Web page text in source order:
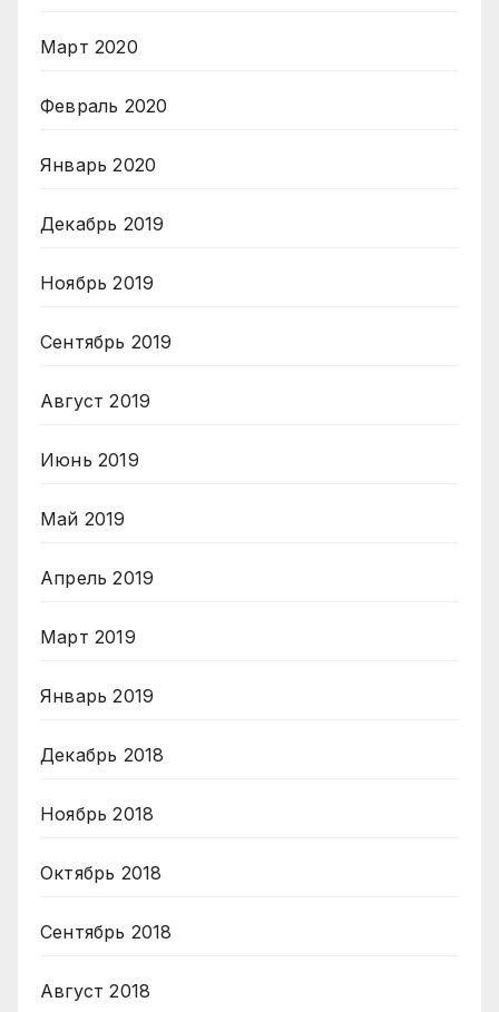
Март 2020
Февраль 2020
Январь 2020
Декабрь 2019
Ноябрь 2019
Сентябрь 2019
Август 2019
Июнь 2019
Май 2019
Апрель 2019
Март 2019
Январь 2019
Декабрь 2018
Ноябрь 2018
Октябрь 2018
Сентябрь 2018
Август 2018